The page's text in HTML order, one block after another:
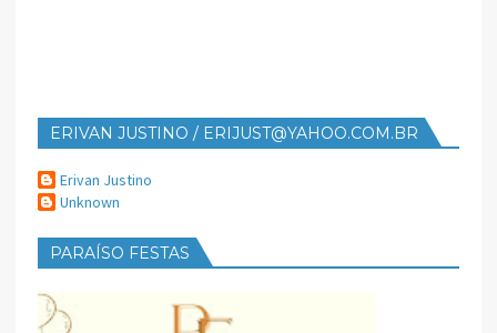
ERIVAN JUSTINO / ERIJUST@YAHOO.COM.BR
Erivan Justino
Unknown
PARAÍSO FESTAS